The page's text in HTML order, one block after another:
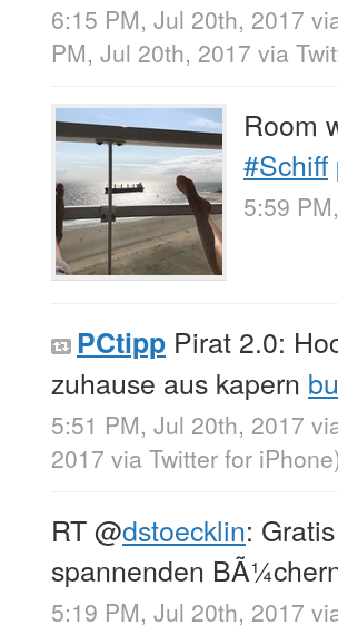
6:15 PM, Jul 20th, 2017
PM, Jul 20th, 2017 via
Room
#Schiff
5:59
PCtipp Pirat 2.0:
zuhause aus kapern
5:51 PM, Jul 20th, 2017
2017 via Twitter for iPhone
RT@dstoecklin:
spannenden
5:19 PM, Jul 20th, 2017